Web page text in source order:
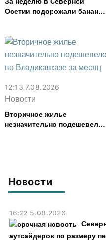
Новости
16:22 5.08.2026
аутсайдеров по размеру
Осетии подорожали бананы
картофель
12:13 7.08.2026
Новости
Вторичное жилье
незначительно подешевело